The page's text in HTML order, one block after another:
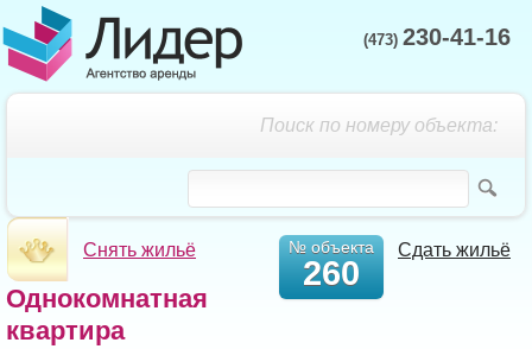
(473) 230-41-16
Поиск по номеру объекта:
Снять жильё Сдать жильё
№ объекта
260
Однокомнатная
квартира